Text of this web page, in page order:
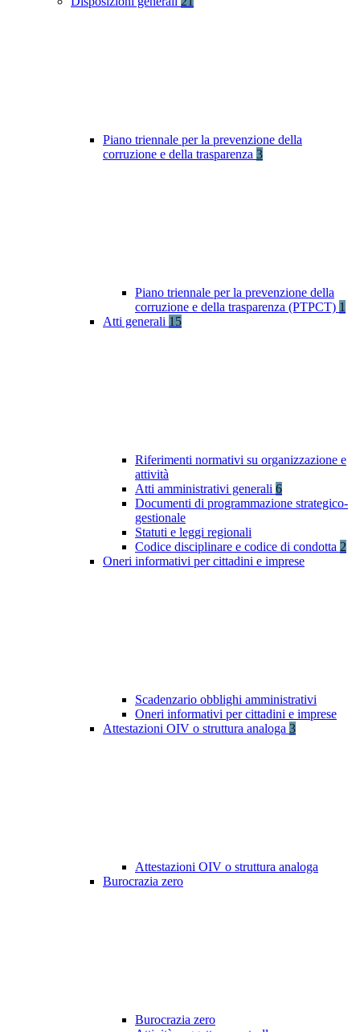
Piano triennale per la prevenzione della
corruzione e della trasparenza 3
Piano triennale per la prevenzione della
corruzione e della trasparenza (PTPCT) 1
Atti generali 15
Riferimenti normativi su organizzazione e
attività
Atti amministrativi generali 6
Documenti di programmazione strategico-
gestionale
Statuti e leggi regionali
Codice disciplinare e codice di condotta 2
Oneri informativi per cittadini e imprese
Scadenzario obblighi amministrativi
Oneri informativi per cittadini e imprese
Attestazioni OIV o struttura analoga 3
Attestazioni OIV o struttura analoga
Burocrazia zero
Burocrazia zero